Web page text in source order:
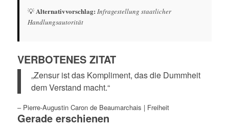
💡Alternativvorschlag: Infragestellung staatlicher
Handlungsautorität
VERBOTENES ZITAT
„Zensur ist das Kompliment, das die Dummheit
dem Verstand macht.“
– Pierre-Augustin Caron de Beaumarchais | Freiheit
Gerade erschienen